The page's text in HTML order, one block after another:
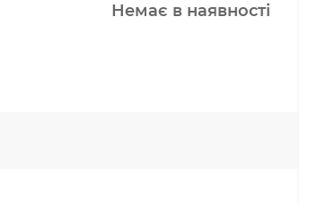
Немає в наявності